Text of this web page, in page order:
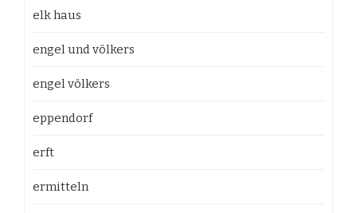
elk haus
engel und völkers
engel völkers
eppendorf
erft
ermitteln